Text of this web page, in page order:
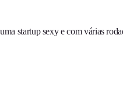
startup sexy e com várias